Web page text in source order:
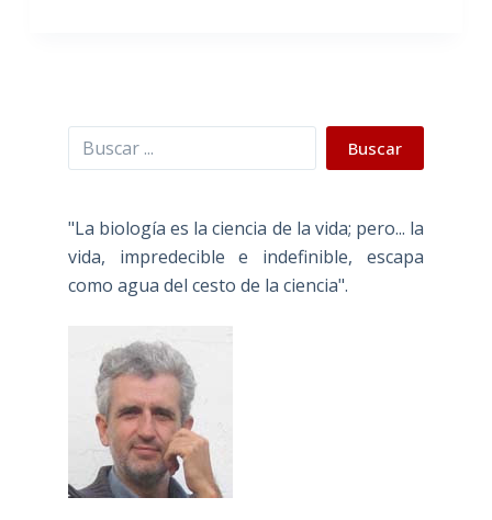
Buscar Buscar
"La biología es la ciencia de la vida; pero... la
vida, impredecible e indefinible, escapa
como agua del cesto de la ciencia".